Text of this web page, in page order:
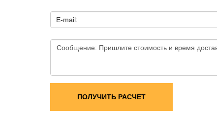
E-mail:
ПОЛУЧИТЬ РАСЧЕТ